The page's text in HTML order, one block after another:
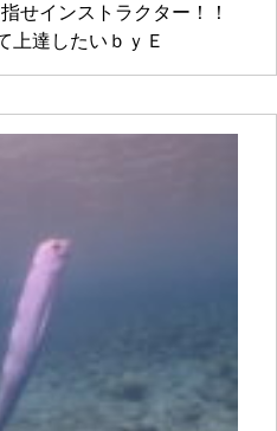
せインストラクター！！
上達したいｂｙＥ